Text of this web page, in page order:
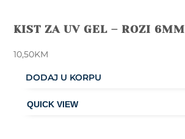
KIST ZA UV GEL – ROZI 6MM
10,50KM
DODAJ U KORPU